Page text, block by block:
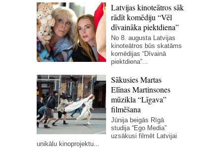
Latvijas kinoteātros sāk
rādīt komēdiju “Vēl
dīvaināka piektdiena”
No 8. augusta Latvijas
kinoteātros būs skatāms
komēdijas “Dīvainā
piektdiena”...
Sākusies Martas
Elīnas Martinsones
mūzikla “Līgava”
filmēšana
Jūnija beigās Rīgā
studija “Ego Media”
uzsākusi filmēt Latvijai
unikālu kinoprojektu...